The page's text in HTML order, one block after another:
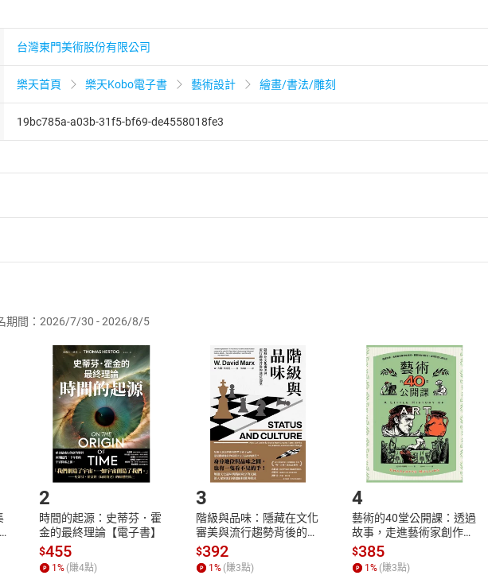
台灣東門美術股份有限公司
樂天首頁 樂天Kobo電子書 藝術設計 繪畫/書法/雕刻
19bc785a-a03b-31f5-bf69-de4558018fe3
法第19條第1項後段暨通訊交易解除權合理例外情事適用準則第2條第5款之規定，「
店鋪之商品即代表知悉本店鋪所銷售之商品為電子書，屬非以有形媒介提供之數位內
書，不得請求退貨退款。
消訂單或辦理退貨時，請登入樂天市場，並於「我的訂單」中點選「瀏覽訂單明細」
您的申請進行審核，待審核通過後將為您辦理退款事宜。
須以整筆訂單為單位進行取消/退貨，恕無法以單支商品取消/退貨。
放入購物車
Shopping cart
登入帳號
Login
付款方式
Payment
始使用？
讀載具 Step2.登入帳號，下載書籍後看書
期間：2026/7/30 - 2026/8/5
2
時間的起源：史蒂芬．霍
金的最終理論【電子書】
$455
1% (賺4點)
3
階級與品味：隱藏在文化
審美與流行趨勢背後的地
位渴望【電子書】
$392
1% (賺3點)
4
藝術的40堂公開課：透過
故事，走進藝術家創作現
場，看藝術如何誕生、如
何形塑人類生活【電子
書】
$385
1% (賺3點)